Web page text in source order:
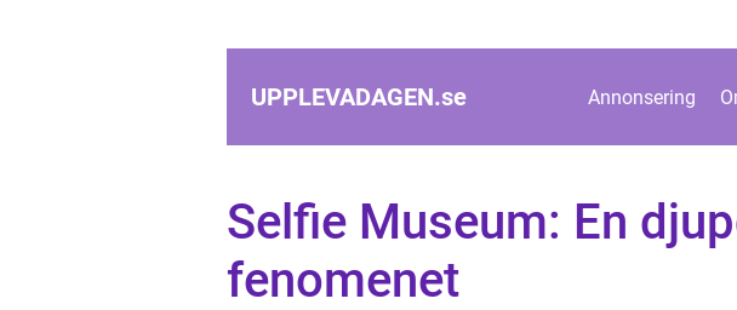
UPPLEVADAGEN.se Annonsering
Selfie Museum: En
fenomenet